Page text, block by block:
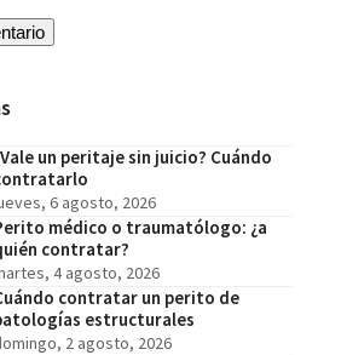
un peritaje sin juicio? Cuándo
6 agosto, 2026
médico o traumatólogo: ¿a
contratar?
4 agosto, 2026
contratar un perito de
estructurales
2 agosto, 2026